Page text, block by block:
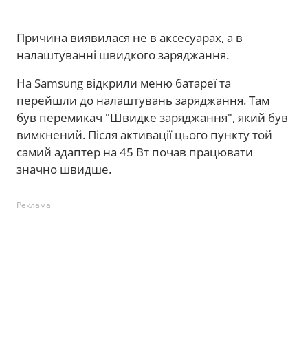
Причина виявилася не в аксесуарах, а в
налаштуванні швидкого заряджання.
На Samsung відкрили меню батареї та
перейшли до налаштувань заряджання. Там
був перемикач "Швидке заряджання", який був
вимкнений. Після активації цього пункту той
самий адаптер на 45 Вт почав працювати
значно швидше.
Реклама